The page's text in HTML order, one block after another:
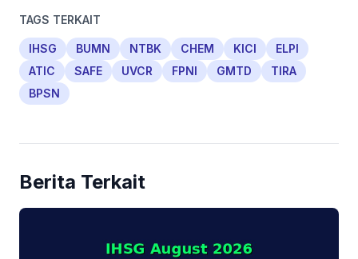
TAGS TERKAIT
IHSG BUMN NTBK CHEM KICI
ELPI
ATIC
SAFE UVCR FPNI GMTD
TIRA
BPSN
Berita Terkait